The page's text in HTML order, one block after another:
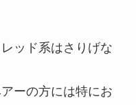
ッド系はさりげな
ーの方には特にお